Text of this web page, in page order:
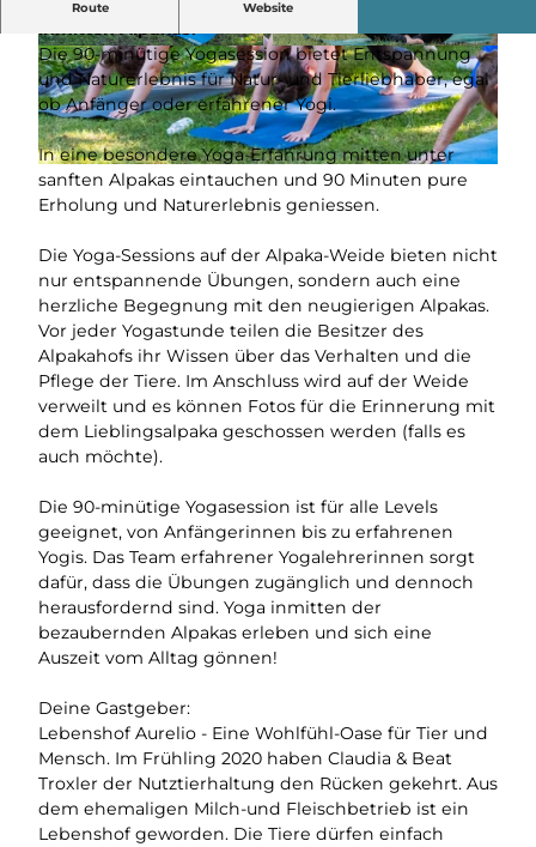
© Guidle.com
© Guidle.com © Guidle.com
Route Website
inmitten Alpakas.
Die 90-minütige Yogasession bietet Entspannung
und Naturerlebnis für Natur- und Tierliebhaber, egal
ob Anfänger oder erfahrener Yogi.
In eine besondere Yoga-Erfahrung mitten unter
sanften Alpakas eintauchen und 90 Minuten pure
Erholung und Naturerlebnis geniessen.
Die Yoga-Sessions auf der Alpaka-Weide bieten nicht
nur entspannende Übungen, sondern auch eine
herzliche Begegnung mit den neugierigen Alpakas.
Vor jeder Yogastunde teilen die Besitzer des
Alpakahofs ihr Wissen über das Verhalten und die
Pflege der Tiere. Im Anschluss wird auf der Weide
verweilt und es können Fotos für die Erinnerung mit
dem Lieblingsalpaka geschossen werden (falls es
auch möchte).
Die 90-minütige Yogasession ist für alle Levels
geeignet, von Anfängerinnen bis zu erfahrenen
Yogis. Das Team erfahrener Yogalehrerinnen sorgt
dafür, dass die Übungen zugänglich und dennoch
herausfordernd sind. Yoga inmitten der
bezaubernden Alpakas erleben und sich eine
Auszeit vom Alltag gönnen!
Deine Gastgeber:
Lebenshof Aurelio - Eine Wohlfühl-Oase für Tier und
Mensch. Im Frühling 2020 haben Claudia & Beat
Troxler der Nutztierhaltung den Rücken gekehrt. Aus
dem ehemaligen Milch-und Fleischbetrieb ist ein
Lebenshof geworden. Die Tiere dürfen einfach